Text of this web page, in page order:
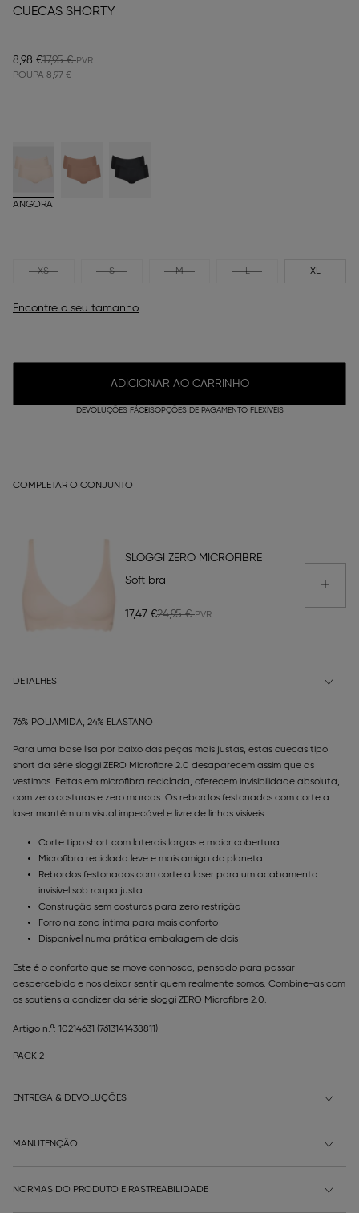
CUECAS SHORTY
8,98 €17,95 €
POUPA 8,97 €
ANGORA
XS S M L XL
Encontre o seu tamanho
ADICIONAR AO CARRINHO
DEVOLUÇÕES FÁCEISOPÇÕES DE PAGAMENTO FLEXÍVEIS
COMPLETAR O CONJUNTO
SLOGGI ZERO MICROFIBRE
Soft bra
17,47 €24,95 €
DETALHES
76% POLIAMIDA, 24% ELASTANO
Para uma base lisa por baixo das peças mais justas, estas cuecas tipo
short da série sloggi ZERO Microfibre 2.0 desaparecem assim que as
vestimos. Feitas em microfibra reciclada, oferecem invisibilidade absoluta,
com zero costuras e zero marcas. Os rebordos festonados com corte a
laser mantêm um visual impecável e livre de linhas visíveis.
Corte tipo short com laterais largas e maior cobertura
Microfibra reciclada leve e mais amiga do planeta
Rebordos festonados com corte a laser para um acabamento
invisível sob roupa justa
Construção sem costuras para zero restrição
Forro na zona íntima para mais conforto
Disponível numa prática embalagem de dois
Este é o conforto que se move connosco, pensado para passar
despercebido e nos deixar sentir quem realmente somos. Combine-as com
os soutiens a condizer da série sloggi ZERO Microfibre 2.0.
Artigo n.º: 10214631 (7613141438811)
PACK 2
ENTREGA & DEVOLUÇÕES
MANUTENÇÃO
NORMAS DO PRODUTO E RASTREABILIDADE